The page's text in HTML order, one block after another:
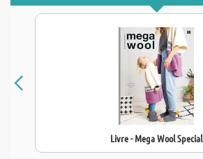
Livre - Mega Wool Special